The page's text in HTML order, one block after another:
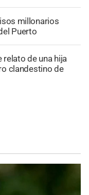
millonarios
Puerto
relato de una hija
clandestino de